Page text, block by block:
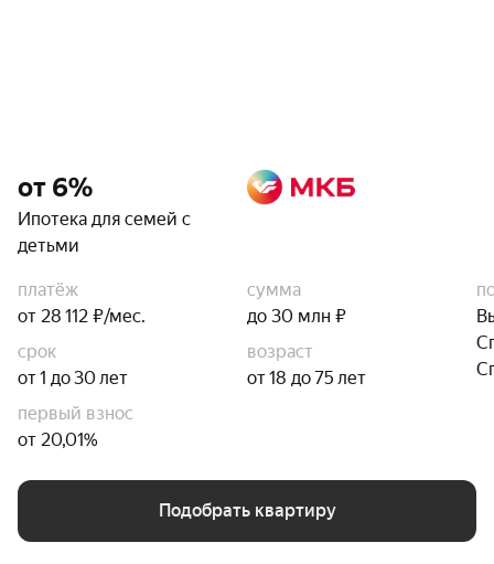
от 6%
Ипотека для семей с
детьми
платёж
от 28 112 ₽/мес.
сумма
до 30 млн ₽
срок
от 1 до 30 лет
возраст
от 18 до 75 лет
первый взнос
от 20,01%
Подобрать квартиру